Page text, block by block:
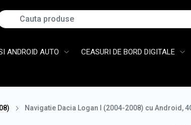
ANDROID AUTO CEASURI DE BORD DIGITALE
Navigatie Dacia Logan I (2004-2008) cu Android,